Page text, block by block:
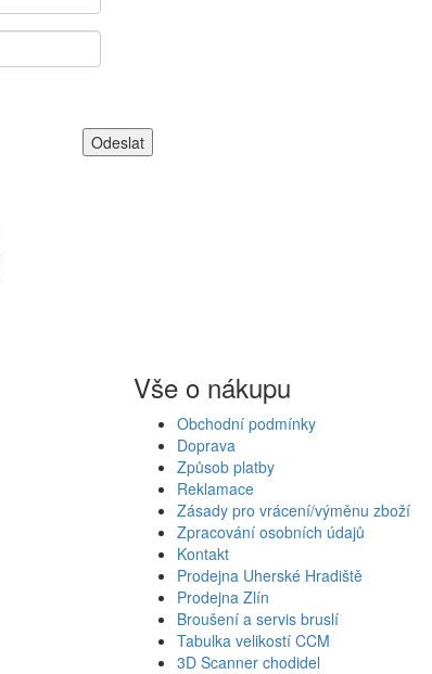
Vše o nákupu
Obchodní podmínky
Doprava
Způsob platby
Reklamace
Zásady pro vrácení/výměnu zboží
Zpracování osobních údajů
Kontakt
Prodejna Uherské Hradiště
Prodejna Zlín
Broušení a servis bruslí
Tabulka velikostí CCM
3D Scanner chodidel